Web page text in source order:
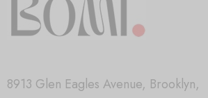
8913 Glen Eagles Avenue, Brooklyn,